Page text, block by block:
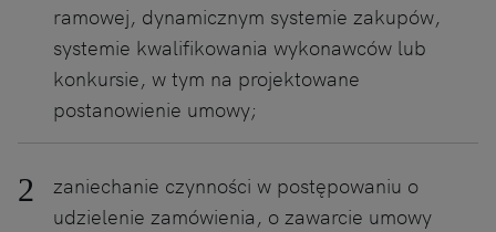
ramowej, dynamicznym systemie zakupów,
systemie kwalifikowania wykonawców lub
konkursie, w tym na projektowane
postanowienie umowy;
zaniechanie czynności w postępowaniu o
udzielenie zamówienia, o zawarcie umowy